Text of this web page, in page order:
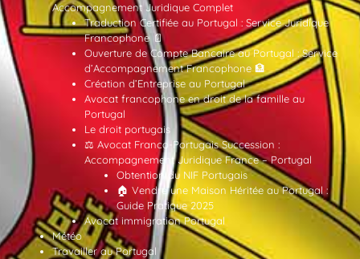
Accompagnement Juridique Complet
Traduction Certifiée au Portugal : Service Juridique
Francophone 📄
Ouverture de Compte Bancaire au Portugal : Service
d’Accompagnement Francophone 🏦
Création d’Entreprise au Portugal
Avocat francophone en droit de la famille au
Portugal
Le droit portugais
⚖️ Avocat Franco-Portugais Succession :
Accompagnement Juridique France – Portugal
Obtention du NIF Portugais
🏠 Vendre une Maison Héritée au Portugal :
Guide Pratique 2025
Avocat immigration Portugal
Météo
Travailler au Portugal